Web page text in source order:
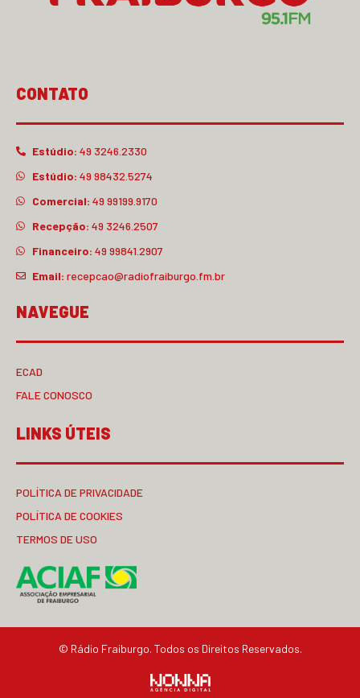
CONTATO
Estúdio: 49 3246.2330
Estúdio: 49 98432.5274
Comercial: 49 99199.9170
Recepção: 49 3246.2507
Financeiro: 49 99841.2907
Email: recepcao@radiofraiburgo.fm.br
NAVEGUE
ECAD
FALE CONOSCO
LINKS ÚTEIS
POLÍTICA DE PRIVACIDADE
POLÍTICA DE COOKIES
TERMOS DE USO
© Rádio Fraiburgo. Todos os Direitos Reservados.